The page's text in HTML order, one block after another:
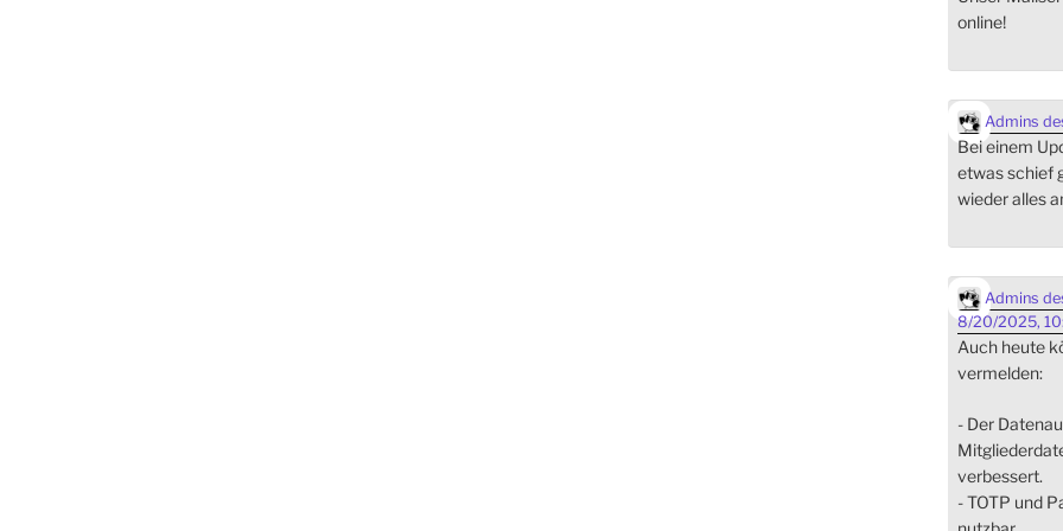
online!
Admins
Bei einem
etwas schief
wieder alles
Admins
8/20/2025,
Auch heute
vermelden:
- Der
verbessert.
- TOTP und